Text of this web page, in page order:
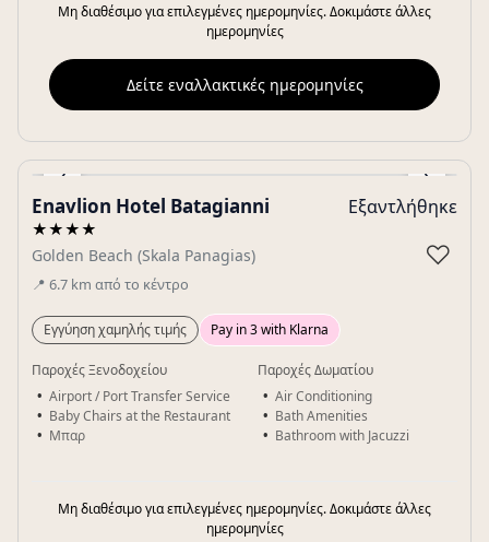
Μη διαθέσιμο για επιλεγμένες ημερομηνίες. Δοκιμάστε άλλες
ημερομηνίες
Δείτε εναλλακτικές ημερομηνίες
‹ ›
Gallery
Enavlion Hotel Batagianni
★★★★
Golden Beach (Skala Panagias)
📍 6.7 km από το κέντρο
Εξαντλήθηκε
♡
Εγγύηση χαμηλής τιμής Pay in 3 with Klarna
Παροχές Ξενοδοχείου
Airport / Port Transfer Service
Baby Chairs at the Restaurant
Μπαρ
Παροχές Δωματίου
Air Conditioning
Bath Amenities
Bathroom with Jacuzzi
Μη διαθέσιμο για επιλεγμένες ημερομηνίες. Δοκιμάστε άλλες
ημερομηνίες